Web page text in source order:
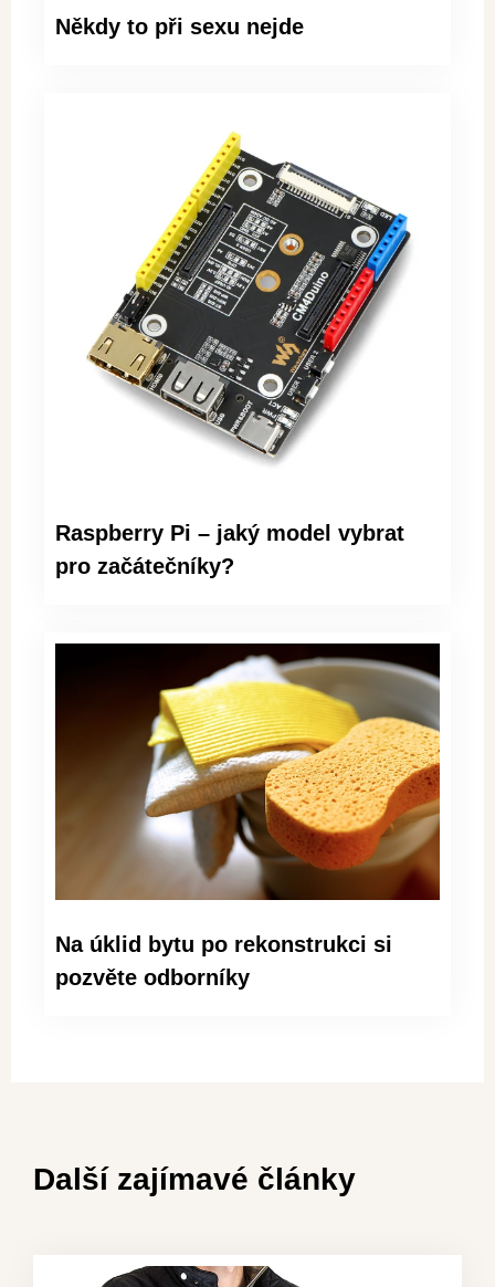
Někdy to při sexu nejde
Raspberry Pi – jaký model vybrat
pro začátečníky?
Na úklid bytu po rekonstrukci si
pozvěte odborníky
Další zajímavé články